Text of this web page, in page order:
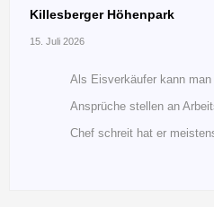
Killesberger Höhenpark
15. Juli 2026
Als Eisverkäufer kann
Ansprüche stellen an
Chef schreit hat er